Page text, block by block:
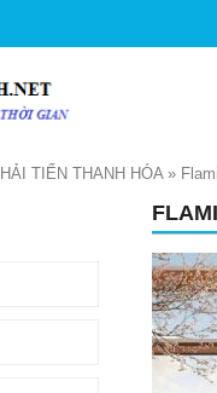
TIẾN THANH HÓA»